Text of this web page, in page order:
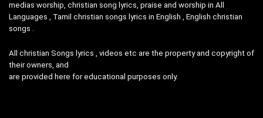
medias worship, christian song lyrics, praise and worship in All
Languages , Tamil christian songs lyrics in English , English christian
songs .
All christian Songs lyrics , videos etc are the property and copyright of
their owners, and
are provided here for educational purposes only.